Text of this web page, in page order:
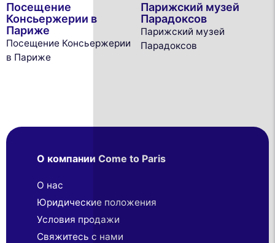
Посещение
Консьержерии в
Париже
Посещение Консьержерии
в Париже
Парижский музей
Парадоксов
Парижский музей
Парадоксов
О компании Come to Paris
О нас
Юридические положения
Условия продажи
Свяжитесь с нами